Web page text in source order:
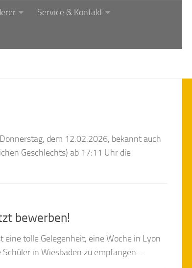
Service & Kontakt
dem 12.02.2026, bekannt auch
Geschlechts) ab 17:11 Uhr die
bewerben!
eine tolle Gelegenheit, eine Woche in Lyon
in Wiesbaden zu empfangen....